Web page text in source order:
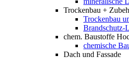
Trockenbau +
Trockenbau
Brandschutz-
chem. Baustoffe
chemische
Dach und Fassade